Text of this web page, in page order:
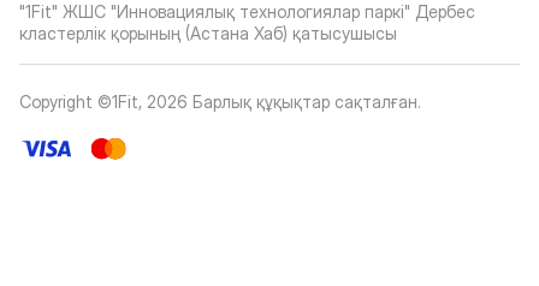
"1Fit" ЖШС "Инновациялық технологиялар паркі" Дербес
кластерлік қорының (Астана Хаб) қатысушысы
Copyright ©1Fit, 2026 Барлық құқықтар сақталған.